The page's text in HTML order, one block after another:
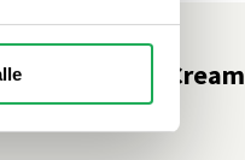
Minimal Cream